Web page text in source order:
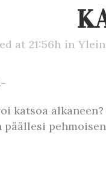
at 21:56h in
katsoa